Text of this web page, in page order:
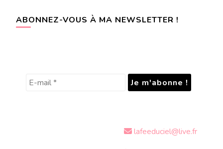
ABONNEZ-VOUS À MA NEWSLETTER !
lafeeduciel@live.fr